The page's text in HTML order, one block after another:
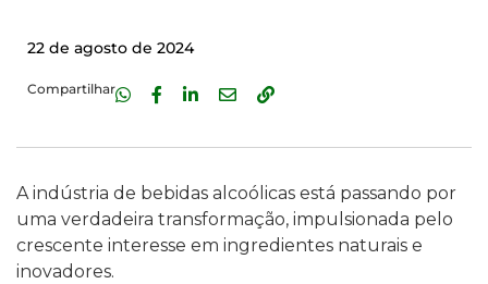
22 de agosto de 2024
Compartilhar
A indústria de bebidas alcoólicas está passando por
uma verdadeira transformação, impulsionada pelo
crescente interesse em ingredientes naturais e
inovadores.